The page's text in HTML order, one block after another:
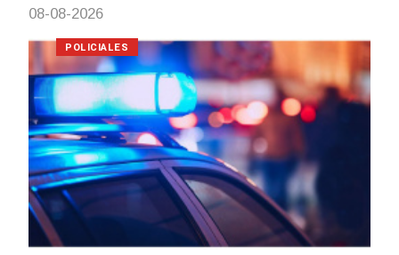
Villa Ansina
04-08-2026
NOTICIAS